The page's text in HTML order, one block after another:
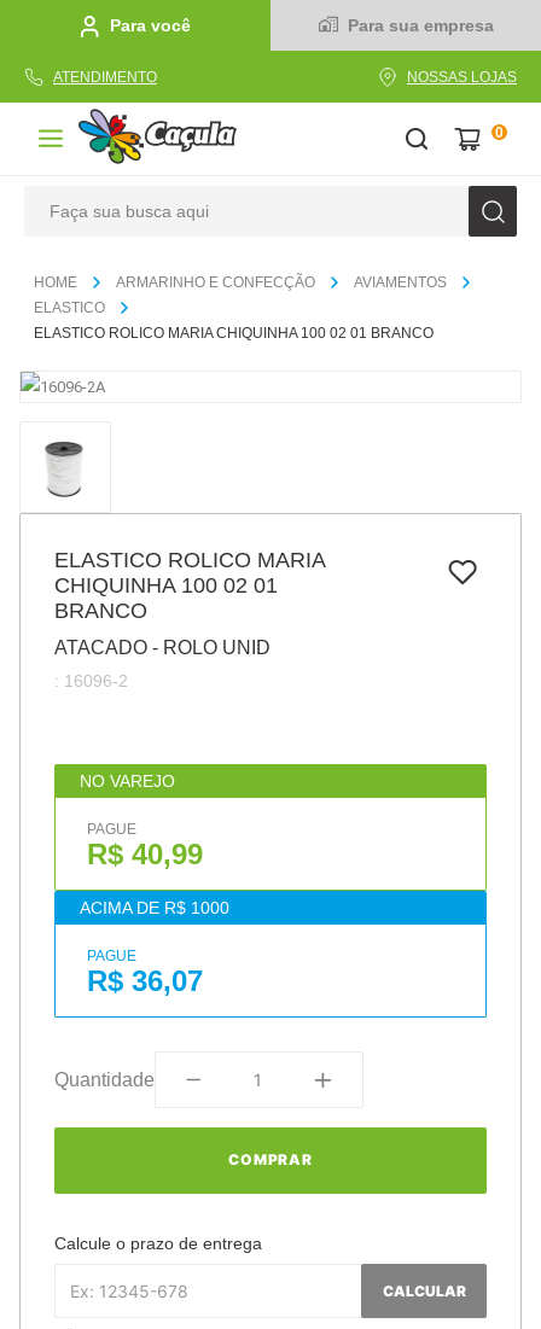
Para você Para sua empresa
ATENDIMENTO NOSSAS LOJAS
0
ARMARINHO E CONFECÇÃO
AVIAMENTOS
ELASTICO
ELASTICO ROLICO MARIA CHIQUINHA 100 02 01 BRANCO
ELASTICO ROLICO MARIA
CHIQUINHA 100 02 01
BRANCO
ATACADO - ROLO UNID
: 16096-2
NO VAREJO
PAGUE
R$ 40,99
ACIMA DE R$ 1000
PAGUE
R$ 36,07
Quantidade
COMPRAR
Calcule o prazo de entrega
CALCULAR
1º caderno
3º caneta
6º papel
pincel
cola
barbante
º fita